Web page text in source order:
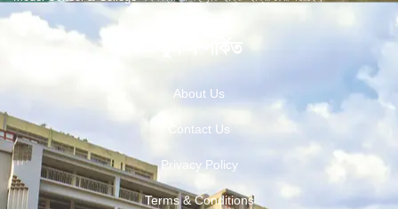
স্কুল সম্পর্কিত
About Us
Contact Us
Privacy Policy
Terms & Conditions